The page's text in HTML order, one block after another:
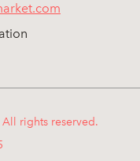
rights reserved.